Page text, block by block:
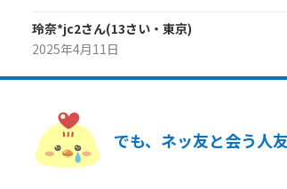
玲奈*jc2さん(13さい・ 東京)
2025年4月11日
でも、ネッ友と会う人